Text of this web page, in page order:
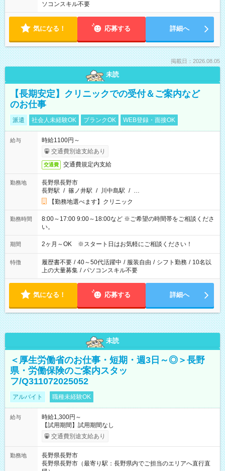
ソコンスキル不要
気になる！ 応募する 詳細へ
掲載日：2026.08.05
未読
【長期安定】クリニックでの受付＆ご案内など
のお仕事
派遣 社会人未経験OK ブランクOK WEB登録・面接OK
給与
時給1100円～
交通費別途支給あり
交通費 交通費規定内支給
勤務地
長野県長野市
長野駅 / 篠ノ井駅 / 川中島駅 / …
【勤務地選べます】クリニック
勤務時間
8:00～17:00 9:00～18:00など ※ご希望の時間帯をご相談くださ
い。
期間 2ヶ月～OK ※スタート日はお気軽にご相談ください！
特徴 履歴書不要 / 40～50代活躍中 / 服装自由 / シフト勤務 / 10名以
上の大量募集 / パソコンスキル不要
気になる！ 応募する 詳細へ
未読
＜厚生労働省のお仕事・短期・週3日～◎＞長野
県・労働保険のご案内スタッ
フ/Q311072025052
アルバイト 職種未経験OK
給与
時給1,300円～
【試用期間】試用期間なし
交通費別途支給あり
勤務地
長野県長野市
長野県長野市（最寄り駅：長野県内でご担当のエリアへ直行直